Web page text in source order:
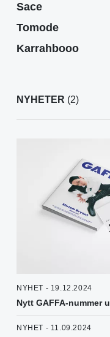
Sace
Tomode
Karrahbooo
NYHETER (2)
NYHET - 19.12.2024
Nytt GAFFA-nummer
NYHET - 11.09.2024